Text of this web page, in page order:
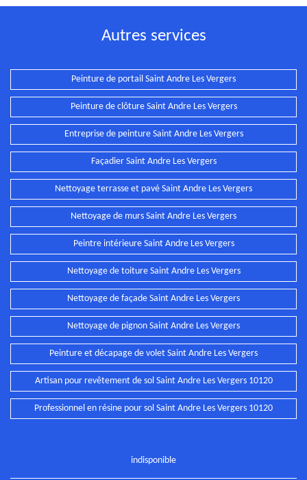
Autres services
Peinture de portail Saint Andre Les Vergers
Peinture de clôture Saint Andre Les Vergers
Entreprise de peinture Saint Andre Les Vergers
Façadier Saint Andre Les Vergers
Nettoyage terrasse et pavé Saint Andre Les Vergers
Nettoyage de murs Saint Andre Les Vergers
Peintre intérieure Saint Andre Les Vergers
Nettoyage de toiture Saint Andre Les Vergers
Nettoyage de façade Saint Andre Les Vergers
Nettoyage de pignon Saint Andre Les Vergers
Peinture et décapage de volet Saint Andre Les Vergers
Artisan pour revêtement de sol Saint Andre Les Vergers 10120
Professionnel en résine pour sol Saint Andre Les Vergers 10120
indisponible